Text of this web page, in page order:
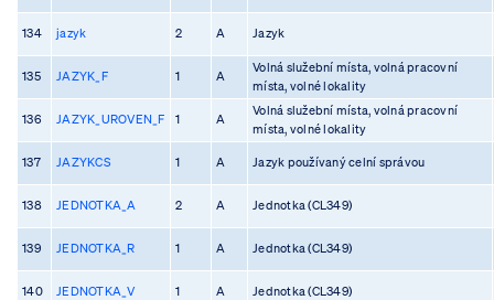
134 jazyk 2 A Jazyk
135 JAZYK_F 1 A
Volná služební místa, volná pracovní
místa, volné lokality
136 JAZYK_UROVEN_F 1 A
Volná služební místa, volná pracovní
místa, volné lokality
137 JAZYKCS 1 A Jazyk používaný celní správou
138 JEDNOTKA_A 2 A Jednotka (CL349)
139 JEDNOTKA_R 1 A Jednotka (CL349)
140 JEDNOTKA_V 1 A Jednotka (CL349)